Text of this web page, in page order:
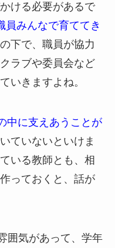
ける必要があるで
員みんなで育ててき
下で、職員が協力
ラブや委員会など
いきますよね。
中に支えあうことが
ていないといけま
いる教師とも、相
っておくと、話が
囲気があって、学年